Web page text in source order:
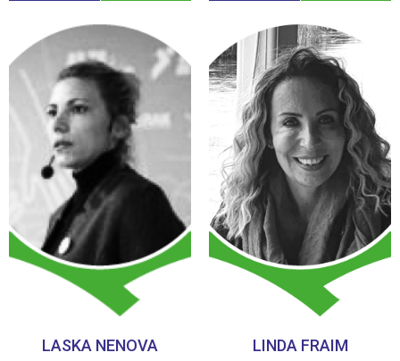
LASKA NENOVA LINDA FRAIM